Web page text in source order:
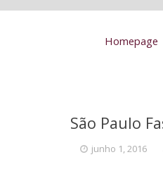
Homepage
São Paulo
junho 1, 2016